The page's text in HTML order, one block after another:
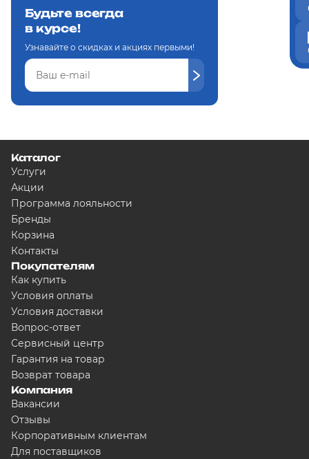
Будьте всегда
в курсе!
Узнавайте о скидках и акциях первыми!
Каталог
Услуги
Акции
Программа лояльности
Бренды
Корзина
Контакты
Покупателям
Как купить
Условия оплаты
Условия доставки
Вопрос-ответ
Сервисный центр
Гарантия на товар
Возврат товара
Компания
Вакансии
Отзывы
Корпоративным клиентам
Для поставщиков